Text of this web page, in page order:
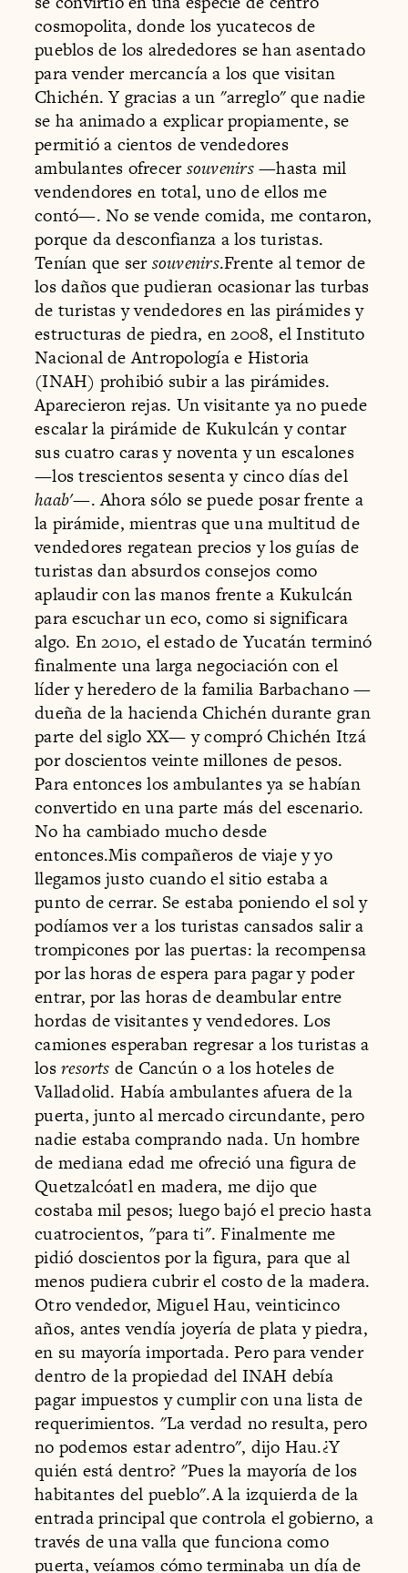
cosmopolita, donde los yucatecos de
pueblos de los alrededores se han asentado
para vender mercancía a los que visitan
Chichén. Y gracias a un "arreglo" que nadie
se ha animado a explicar propiamente, se
permitió a cientos de vendedores
ambulantes ofrecersouvenirs—hasta mil
vendendores en total, uno de ellos me
contó—. No se vende comida, me contaron,
porque da desconfianza a los turistas.
Tenían que sersouvenirs.Frente al temor de
los daños que pudieran ocasionar las turbas
de turistas y vendedores en las pirámides y
estructuras de piedra, en 2008, el Instituto
Nacional de Antropología e Historia
(INAH) prohibió subir a las pirámides.
Aparecieron rejas. Un visitante ya no puede
escalar la pirámide de Kukulcán y contar
sus cuatro caras y noventa y un escalones
—los trescientos sesenta y cinco días del
haab'—. Ahora sólo se puede posar frente a
la pirámide, mientras que una multitud de
vendedores regatean precios y los guías de
turistas dan absurdos consejos como
aplaudir con las manos frente a Kukulcán
para escuchar un eco, como si significara
algo. En 2010, el estado de Yucatán terminó
finalmente una larga negociación con el
líder y heredero de la familia Barbachano —
dueña de la hacienda Chichén durante gran
parte del siglo XX— y compró Chichén Itzá
por doscientos veinte millones de pesos.
Para entonces los ambulantes ya se habían
convertido en una parte más del escenario.
No ha cambiado mucho desde
entonces.Mis compañeros de viaje y yo
llegamos justo cuando el sitio estaba a
punto de cerrar. Se estaba poniendo el sol y
podíamos ver a los turistas cansados salir a
trompicones por las puertas: la recompensa
por las horas de espera para pagar y poder
entrar, por las horas de deambular entre
hordas de visitantes y vendedores. Los
camiones esperaban regresar a los turistas a
losresorts de Cancún o a los hoteles de
Valladolid. Había ambulantes afuera de la
puerta, junto al mercado circundante, pero
nadie estaba comprando nada. Un hombre
de mediana edad me ofreció una figura de
Quetzalcóatl en madera, me dijo que
costaba mil pesos; luego bajó el precio hasta
cuatrocientos, "para ti". Finalmente me
pidió doscientos por la figura, para que al
menos pudiera cubrir el costo de la madera.
Otro vendedor, Miguel Hau, veinticinco
años, antes vendía joyería de plata y piedra,
en su mayoría importada. Pero para vender
dentro de la propiedad del INAH debía
pagar impuestos y cumplir con una lista de
requerimientos. "La verdad no resulta, pero
no podemos estar adentro", dijo Hau.¿Y
quién está dentro? "Pues la mayoría de los
habitantes del pueblo".A la izquierda de la
entrada principal que controla el gobierno, a
través de una valla que funciona como
puerta, veíamos cómo terminaba un día de